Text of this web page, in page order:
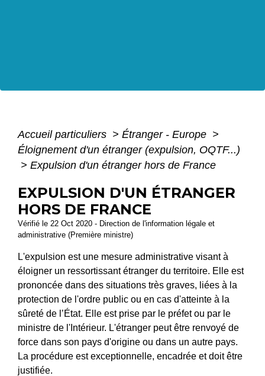
Accueil particuliers > Étranger - Europe >
Éloignement d'un étranger (expulsion, OQTF...)
> Expulsion d'un étranger hors de France
EXPULSION D'UN ÉTRANGER
HORS DE FRANCE
Vérifié le 22 Oct 2020 - Direction de l'information légale et
administrative (Première ministre)
L'expulsion est une mesure administrative visant à
éloigner un ressortissant étranger du territoire. Elle est
prononcée dans des situations très graves, liées à la
protection de l'ordre public ou en cas d'atteinte à la
sûreté de l’État. Elle est prise par le préfet ou par le
ministre de l'Intérieur. L'étranger peut être renvoyé de
force dans son pays d'origine ou dans un autre pays.
La procédure est exceptionnelle, encadrée et doit être
justifiée.